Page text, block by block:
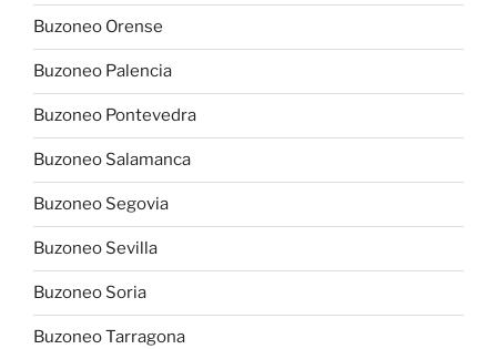
Buzoneo Orense
Buzoneo Palencia
Buzoneo Pontevedra
Buzoneo Salamanca
Buzoneo Segovia
Buzoneo Sevilla
Buzoneo Soria
Buzoneo Tarragona